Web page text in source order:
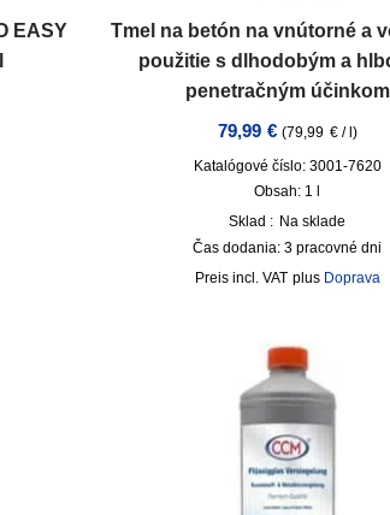
EASY
Tmel na betón na vnútorné a
použitie s dlhodobým a
penetračným účinkom
79,99 € (79,99 €/l)
Katalógové číslo: 3001-7620
Obsah: 1
Sklad : Na sklade
Čas dodania:3 pracovné dni
incl. VAT plus Doprava